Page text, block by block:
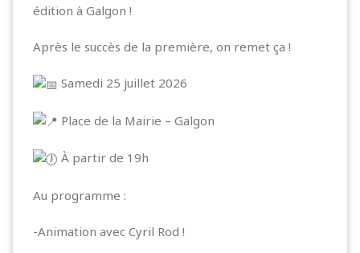
édition à Galgon !
Après le succès de la première, on remet ça !
Samedi 25 juillet 2026
Place de la Mairie – Galgon
À partir de 19h
Au programme :
-Animation avec Cyril Rod !